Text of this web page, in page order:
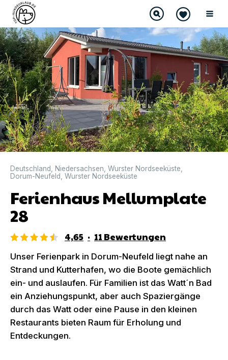
DIREKT BUCHBAR
Deutschland Niedersachsen Wurster Nordseeküste
Dorum-Neufeld
Wurster Nordseeküste
Ferienhaus Mellumplate
28
4,65 · 11 Bewertungen
Unser Ferienpark in Dorum-Neufeld liegt nahe an
Strand und Kutterhafen, wo die Boote gemächlich
ein- und auslaufen. Für Familien ist das Watt´n Bad
ein Anziehungspunkt, aber auch Spaziergänge
durch das Watt oder eine Pause in den kleinen
Restaurants bieten Raum für Erholung und
Entdeckungen.